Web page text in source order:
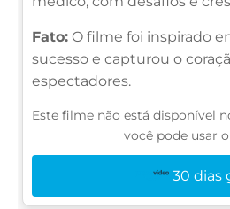
Fato: O filme foi inspirado
sucesso e capturou o
espectadores.
Este filme não está disponível
você pode usar
30 dias